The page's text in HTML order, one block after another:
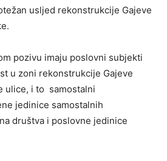
usljed rekonstrukcije Gajeve
pozivu imaju poslovni subjekti
u zoni rekonstrukcije Gajeve
ulice, i to samostalni
jedinice samostalnih
društva i poslovne jedinice